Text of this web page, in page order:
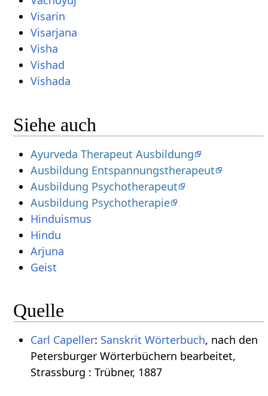
Visarin
Visarjana
Visha
Vishad
Vishada
Siehe auch
Ayurveda Therapeut Ausbildung
Ausbildung Entspannungstherapeut
Ausbildung Psychotherapeut
Ausbildung Psychotherapie
Hinduismus
Hindu
Arjuna
Geist
Quelle
Carl Capeller: Sanskrit Wörterbuch, nach den
Petersburger Wörterbüchern bearbeitet,
Strassburg : Trübner, 1887